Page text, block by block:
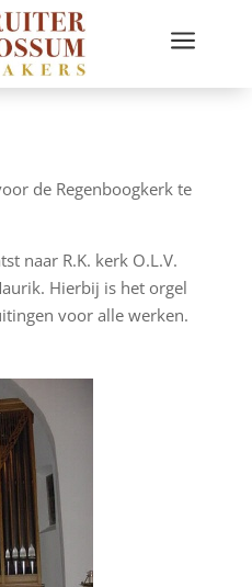
a
de Regenboogkerk te
naar R.K. kerk O.L.V.
Hierbij is het orgel
voor alle werken.